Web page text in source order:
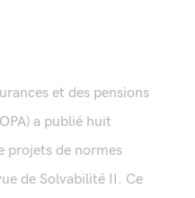
et des pensions
a publié huit
projets de normes
de Solvabilité II. Ce